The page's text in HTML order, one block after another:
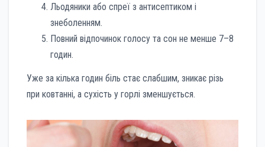
Льодяники або спреї з антисептиком і
знеболенням.
Повний відпочинок голосу та сон не менше 7–8
годин.
Уже за кілька годин біль стає слабшим, зникає різь
при ковтанні, а сухість у горлі зменшується.